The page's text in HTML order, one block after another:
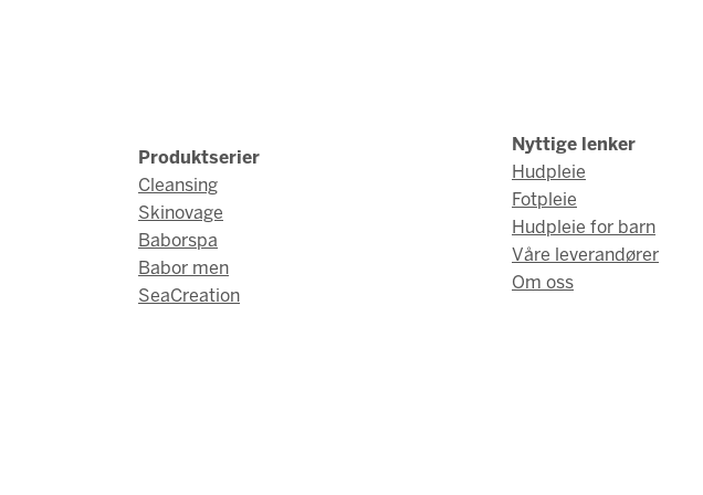
Produktserier
Cleansing
Skinovage
Baborspa
Babor men
SeaCreation
Nyttige lenker
Hudpleie
Fotpleie
Hudpleie for barn
Våre leverandører
Om oss